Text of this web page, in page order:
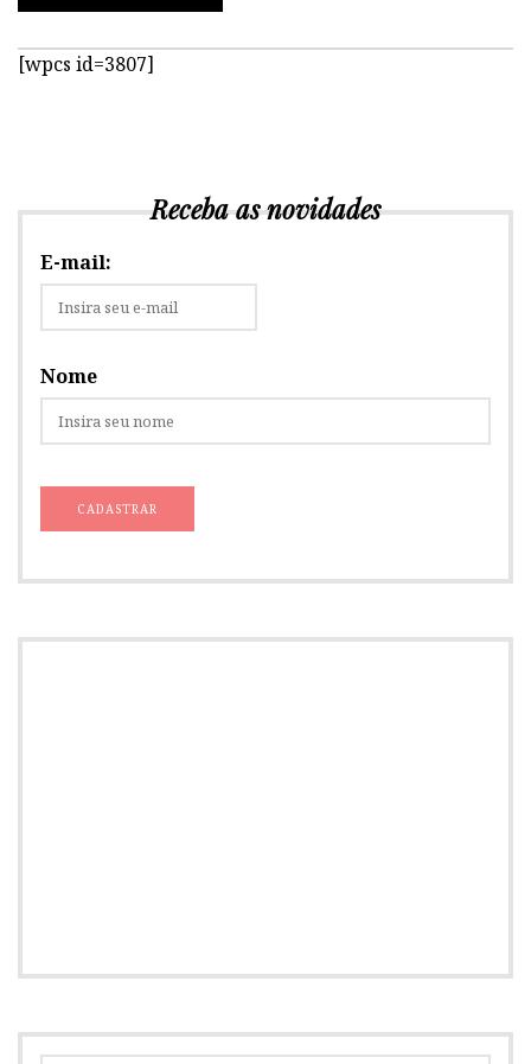
[wpcs id=3807]
Receba as novidades
E-mail:
Nome